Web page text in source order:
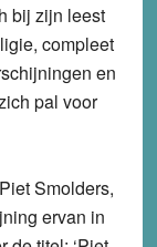
bij zijn leest
compleet
en
pal voor
Smolders,
ervan in